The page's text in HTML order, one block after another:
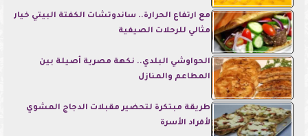
مع ارتفاع الحرارة.. ساندوتشات الكفتة البيتي خيار
مثالي للرحلات الصيفية
الحواوشي البلدي.. نكهة مصرية أصيلة بين
المطاعم والمنازل
طريقة مبتكرة لتحضير مقبلات الدجاج المشوي
لأفراد الأسرة